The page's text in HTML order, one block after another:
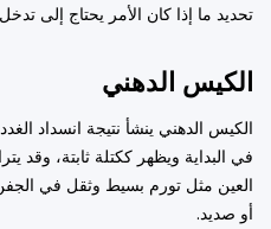
تحديد ما إذا كان الأمر يحتاج إلى
الكيس الدهني
الكيس الدهني ينشأ نتيجة انسداد
في البداية ويظهر ككتلة ثابتة، وقد
العين مثل تورم بسيط وثقل في
أو صديد.